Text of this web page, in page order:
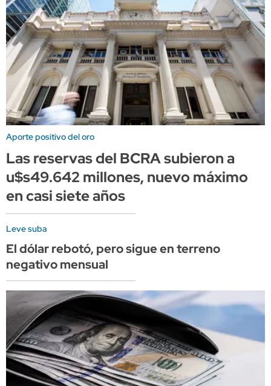
Aporte positivo del oro
Las reservas del BCRA subieron a
u$s49.642 millones, nuevo máximo
en casi siete años
Leve suba
El dólar rebotó, pero sigue en terreno
negativo mensual